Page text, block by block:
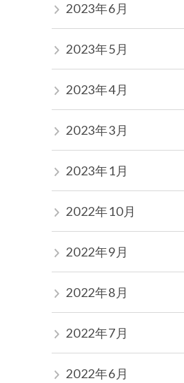
2023年6月
2023年5月
2023年4月
2023年3月
2023年1月
2022年10月
2022年9月
2022年8月
2022年7月
2022年6月